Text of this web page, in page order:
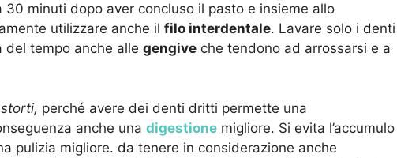
minuti dopo aver concluso il pasto e insieme allo
utilizzare anche il filo interdentale. Lavare solo i denti
tempo anche alle gengive che tendono ad arrossarsi e a
perché avere dei denti dritti permette una
anche una digestione migliore. Si evita l’accumulo
pulizia migliore. da tenere in considerazione anche